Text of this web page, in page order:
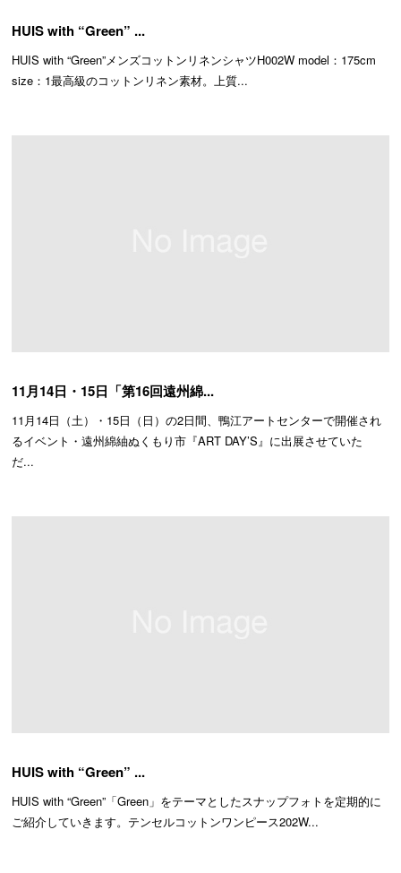
HUIS with “Green” ...
HUIS with “Green”メンズコットンリネンシャツH002W model：175cm
size：1最高級のコットンリネン素材。上質...
11月14日・15日「第16回遠州綿...
11月14日（土）・15日（日）の2日間、鴨江アートセンターで開催され
るイベント・遠州綿紬ぬくもり市『ART DAY’S』に出展させていた
だ...
HUIS with “Green” ...
HUIS with “Green”「Green」をテーマとしたスナップフォトを定期的に
ご紹介していきます。テンセルコットンワンピース202W...